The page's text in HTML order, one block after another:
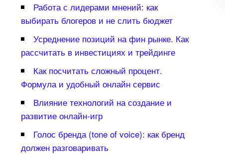
Работа с лидерами мнений: как
ыбирать блогеров и не слить бюджет
Усреднение позиций на фин рынке. Как
рассчитать в инвестициях и трейдинге
Как посчитать сложный процент.
Формула и удобный онлайн сервис
лияние технологий на создание и
развитие онлайн-игр
Голос бренда (tone of voice): как бренд
должен разговаривать